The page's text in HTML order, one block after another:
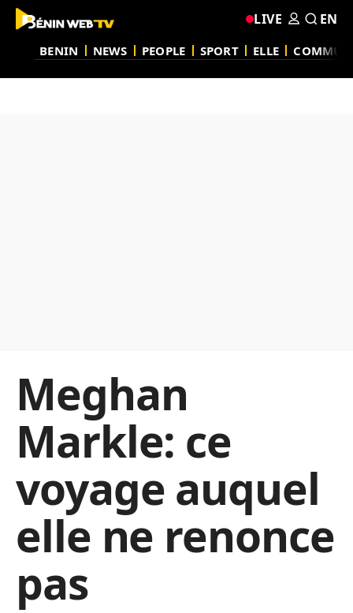
BENIN NEWS PEOPLE SPORT ELLE
LIVE EN
Meghan
Markle: ce
voyage auquel
elle ne renonce
pas